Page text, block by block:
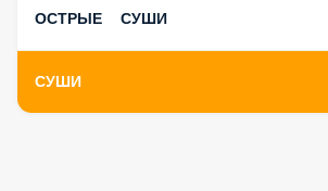
ОСТРЫЕ СУШИ
СУШИ